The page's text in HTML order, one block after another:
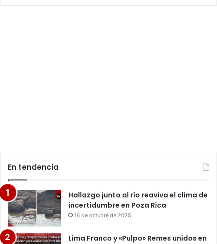
En tendencia
Hallazgo junto al río reaviva el clima de
incertidumbre en Poza Rica
16 de octubre de 2025
Lima Franco y «Pulpo» Remes unidos en